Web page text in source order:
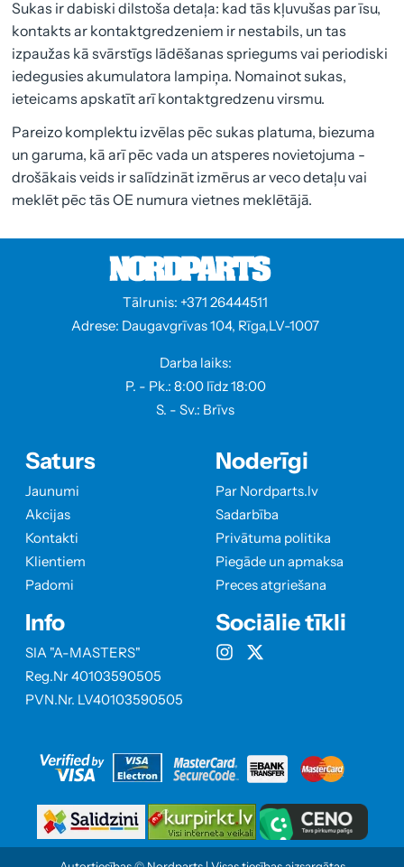
Sukas ir dabiski dilstoša detaļa: kad tās kļuvušas par īsu,
kontakts ar kontaktgredzeniem ir nestabils, un tas
izpaužas kā svārstīgs lādēšanas spriegums vai periodiski
iedegusies akumulatora lampiņa. Nomainot sukas,
ieteicams apskatīt arī kontaktgredzenu virsmu.
Pareizo komplektu izvēlas pēc sukas platuma, biezuma
un garuma, kā arī pēc vada un atsperes novietojuma -
drošākais veids ir salīdzināt izmērus ar veco detaļu vai
meklēt pēc tās OE numura vietnes meklētājā.
Tālrunis: +371 26444511
Adrese: Daugavgrīvas 104, Rīga,LV-1007
Darba laiks:
P. - Pk.: 8:00 līdz 18:00
S. - Sv.: Brīvs
Saturs
Jaunumi
Akcijas
Kontakti
Klientiem
Padomi
Info
SIA "A-MASTERS"
Reg.Nr 40103590505
PVN.Nr. LV40103590505
Noderīgi
Par Nordparts.lv
Sadarbība
Privātuma politika
Piegāde un apmaksa
Preces atgriešana
Sociālie tīkli